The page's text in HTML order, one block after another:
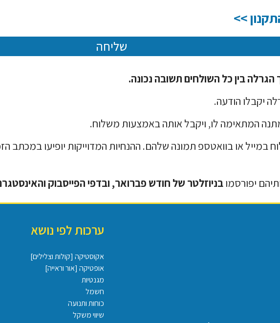
>>
שליחה
הגרלה בין כל השולחים תשובה נכונה.
יקבלו הודעה.
המתאימה לו, ויקבל אותה באמצעות משלוח.
במייל או בוואטספ תמונה שלהם. ההנחיות המדוייקות יופיעו במכתב
יפורסמובניוזלטר של חודש פברואר, ובדפי הפייסבוק
ערכות לפי נושא
אקוסטיקה [קולות וצלילים]
אופטיקה [אור וראייה]
מגנטיות
חשמל
כוחות ותנועה
שיווי משקל